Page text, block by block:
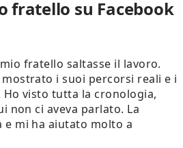
fratello su Facebook
fratello saltasse il lavoro.
i suoi percorsi reali e i
visto tutta la cronologia,
non ci aveva parlato. La
e mi ha aiutato molto a